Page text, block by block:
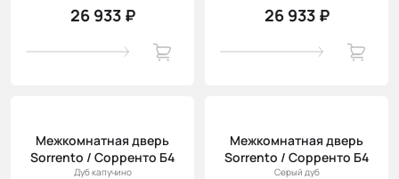
26 933 ₽ 26 933 ₽
Межкомнатная дверь
Sorrento / Сорренто Б4
Дуб капучино
Межкомнатная дверь
Sorrento / Сорренто Б4
Серый дуб